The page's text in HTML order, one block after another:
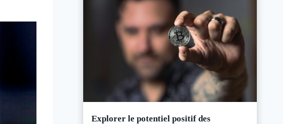
Explorer le potentiel positif des